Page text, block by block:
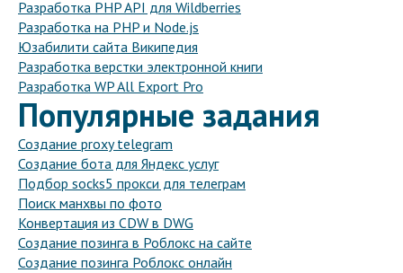
Разработка PHP API для Wildberries
Разработка на PHP и Node.js
Юзабилити сайта Википедия
Разработка верстки электронной книги
Разработка WP All Export Pro
Популярные задания
Создание proxy telegram
Создание бота для Яндекс услуг
Подбор socks5 прокси для телеграм
Поиск манхвы по фото
Конвертация из CDW в DWG
Создание позинга в Роблокс на сайте
Создание позинга Роблокс онлайн